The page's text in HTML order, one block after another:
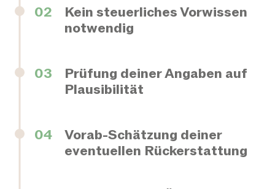
02
Kein steuerliches Vorwissen
notwendig
03
Prüfung deiner Angaben auf
Plausibilität
04
Vorab-Schätzung deiner
eventuellen Rückerstattung